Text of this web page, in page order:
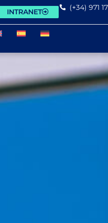
(+34) 971
INTRANET